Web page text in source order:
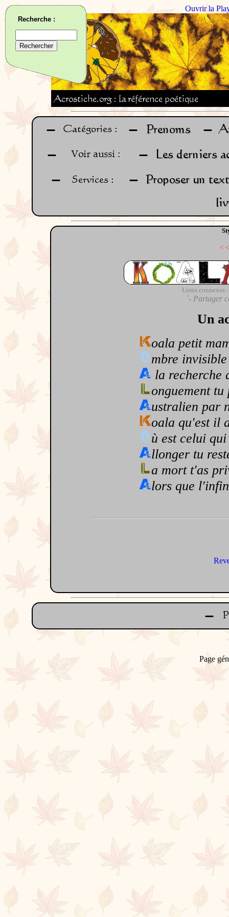
Ouvrir la
Liens connexes :
`- Partager
Un
oala petit
mbre
la recherche
onguement tu
ustralien par
oala qu'est il
ù est celui
llonger tu
a mort t'as
lors que
Recherche :
Page